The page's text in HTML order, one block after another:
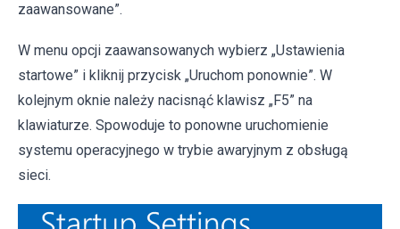
zaawansowane”.
W menu opcji zaawansowanych wybierz „Ustawienia
startowe” i kliknij przycisk „Uruchom ponownie”. W
kolejnym oknie należy nacisnąć klawisz „F5” na
klawiaturze. Spowoduje to ponowne uruchomienie
systemu operacyjnego w trybie awaryjnym z obsługą
sieci.